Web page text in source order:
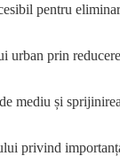
pentru
urban prin
mediu și
privind